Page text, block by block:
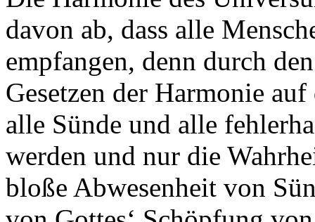
davon ab, dass alle
empfangen, denn durch
Gesetzen der Harmonie
alle Sünde und alle
werden und nur die
bloße Abwesenheit von